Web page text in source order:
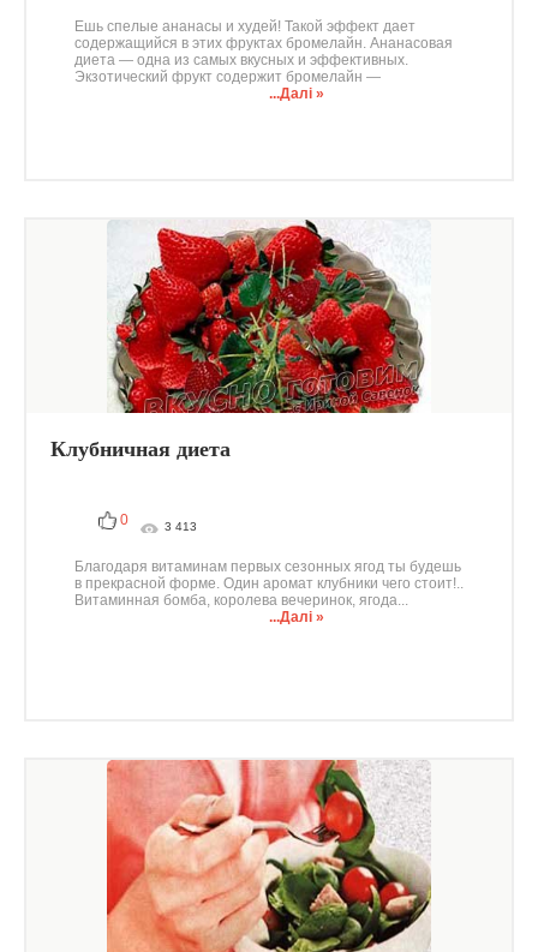
Ешь спелые ананасы и худей! Такой эффект дает
содержащийся в этих фруктах бромелайн. Ананасовая
диета — одна из самых вкусных и эффективных.
Экзотический фрукт содержит бромелайн —
...Далі »
Клубничная диета
0 3 413
Благодаря витаминам первых сезонных ягод ты будешь
в прекрасной форме. Один аромат клубники чего стоит!..
Витаминная бомба, королева вечеринок, ягода...
...Далі »